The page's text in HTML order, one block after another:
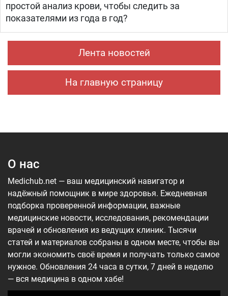
простой анализ крови, чтобы следить за
показателями из года в год?
Лента новостей
На главную страницу
О нас
Medichub.net — ваш медицинский навигатор и
надёжный помощник в мире здоровья. Ежедневная
подборка проверенной информации, важные
медицинские новости, исследования, рекомендации
врачей и обновления из ведущих клиник. Тысячи
статей и материалов собраны в одном месте, чтобы вы
могли экономить своё время и получать только самое
нужное. Обновления 24 часа в сутки, 7 дней в неделю
— вся медицина в одном хабе!